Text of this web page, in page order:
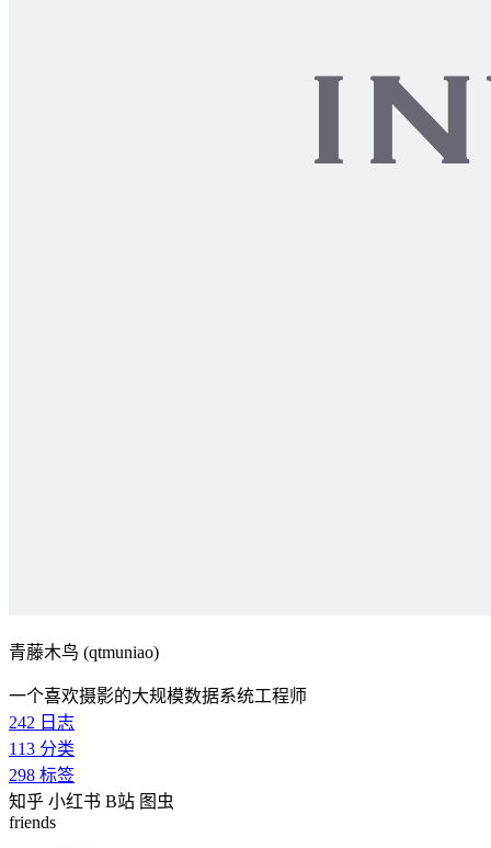
青藤木鸟 (qtmuniao)
一个喜欢摄影的大规模数据系统工程师
242 日志
113 分类
298 标签
知乎 小红书 B站 图虫
friends